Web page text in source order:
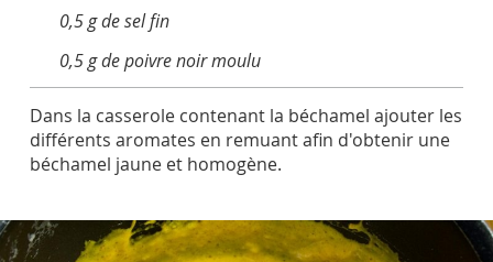
0,5 g de sel fin
0,5 g de poivre noir moulu
Dans la casserole contenant la béchamel ajouter les
différents aromates en remuant afin d'obtenir une
béchamel jaune et homogène.